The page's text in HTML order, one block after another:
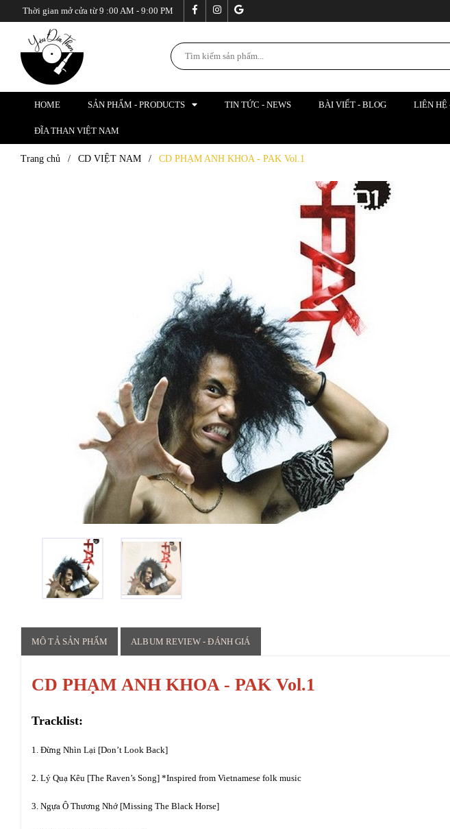
Thời gian mở cửa từ 9 :00 AM - 9:00 PM
HOME SẢN PHẨM - PRODUCTS TIN TỨC - NEWS BÀI VIẾT - BLOG LIÊN HỆ
ĐĨA THAN VIỆT NAM
Trang chủ / CD VIỆT NAM / CD PHẠM ANH KHOA - PAK Vol.1
MÔ TẢ SẢN PHẨM ALBUM REVIEW - ĐÁNH GIÁ
CD PHẠM ANH KHOA - PAK Vol.1
Tracklist:
1. Đừng Nhìn Lại [Don’t Look Back]
2. Lý Quạ Kêu [The Raven’s Song] *Inspired from Vietnamese folk music
3. Ngựa Ô Thương Nhớ [Missing The Black Horse]